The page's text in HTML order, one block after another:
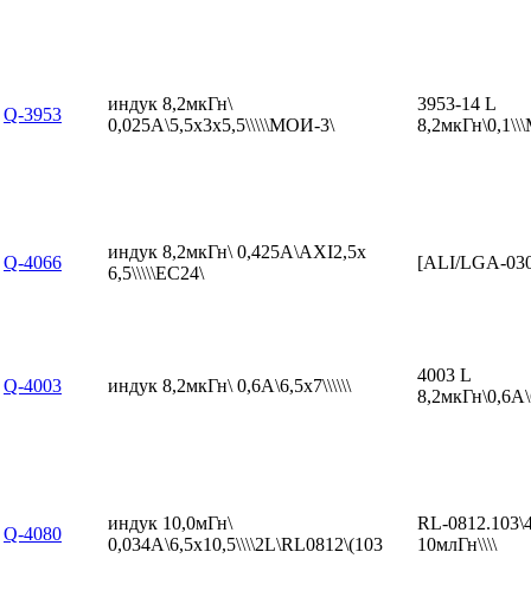
Q-3953
индук 8,2мкГн\
0,025А\5,5x3x5,5\\\\\МОИ-3\
3953-14 L
Q-4066
индук 8,2мкГн\ 0,425А\AXI2,5x
6,5\\\\\EC24\
[ALI/LGA-
Q-4003 индук 8,2мкГн\ 0,6А\6,5x7\\\\\\
4003 L
Q-4080
индук 10,0мГн\
0,034А\6,5x10,5\\\\2L\RL0812\(103
RL-
10млГн\\\\